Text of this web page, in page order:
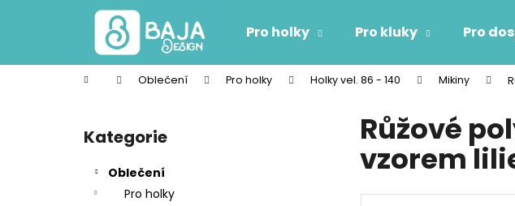
Pro holky Pro kluky Pro
Domů Oblečení Pro holky Holky vel. 86 - 140 Mikiny
Přeskočit
kategorie
Kategorie
Oblečení
Pro holky
Růžové
vzorem
í
do
do
Co